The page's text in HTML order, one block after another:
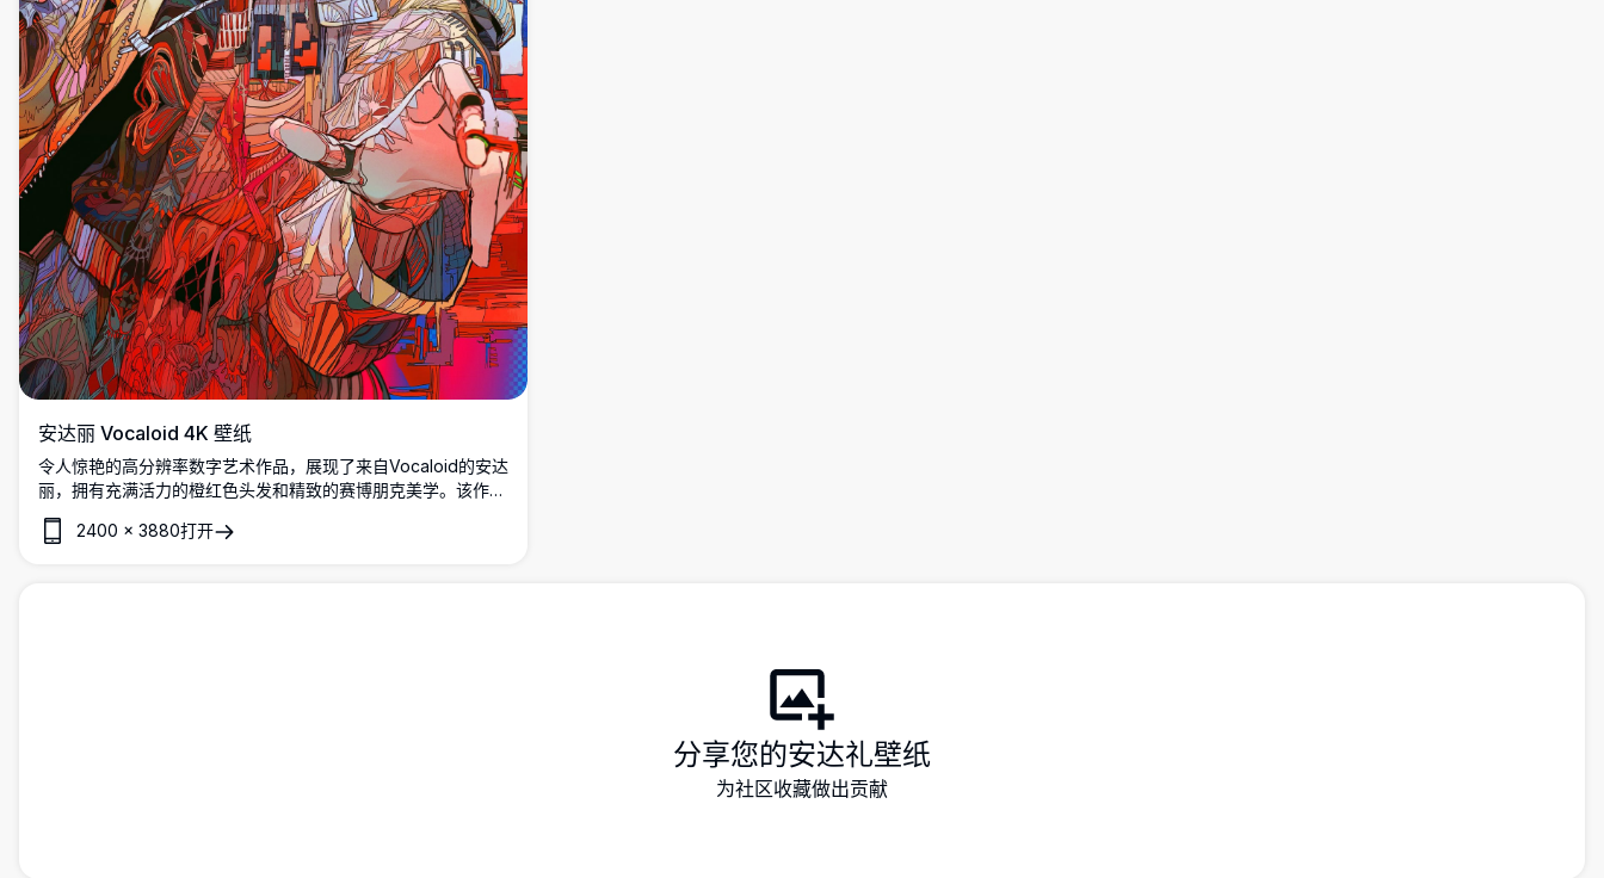
安达丽 Vocaloid 4K 壁纸
令人惊艳的高分辨率数字艺术作品，展现了来自Vocaloid的安达
丽，拥有充满活力的橙红色头发和精致的赛博朋克美学。该作品
融合了机械与有机元素，线条细腻精美，打造出视觉冲击力强的
动漫风格插画，完美适配桌面和移动设备背景。
2400 × 3880打开
分享您的安达礼壁纸
为社区收藏做出贡献